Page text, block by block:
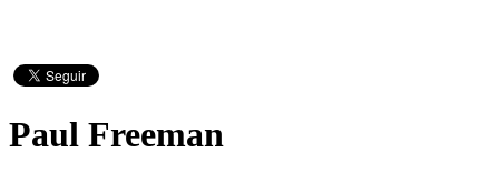
Paul Freeman